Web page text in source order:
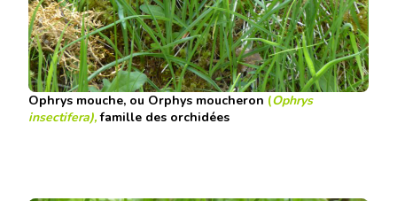
Ophrys mouche, ou Orphys moucheron (Ophrys
insectifera),famille des orchidées